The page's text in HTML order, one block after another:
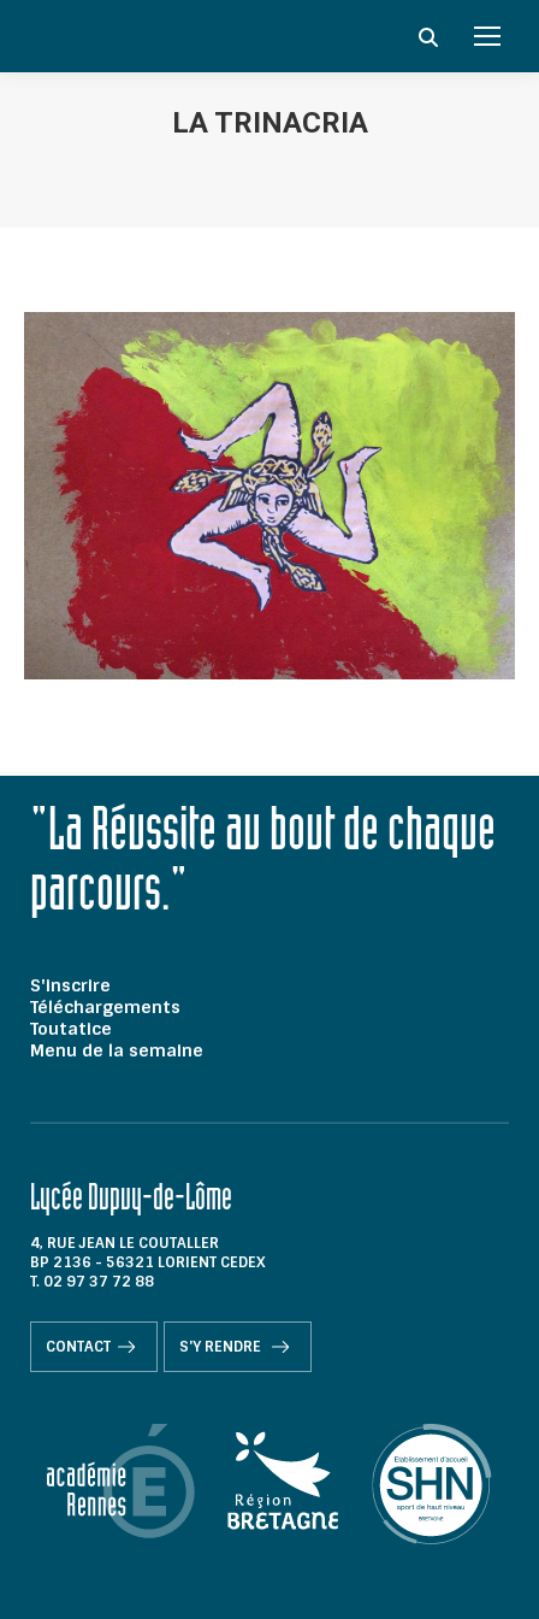
Search:
LA TRINACRIA
"La Réussite au bout de chaque
parcours."
S'inscrire
Téléchargements
Toutatice
Menu de la semaine
Lycée Dupuy-de-Lôme
4, RUE JEAN LE COUTALLER
BP 2136 - 56321 LORIENT CEDEX
T. 02 97 37 72 88
CONTACT S'Y RENDRE